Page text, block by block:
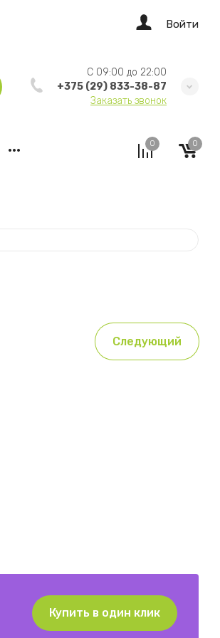
Войти
C 09:00 до 22:00
+375 (29) 833-38-87
Заказать звонок
•••
0 0
Следующий
Купить в один клик